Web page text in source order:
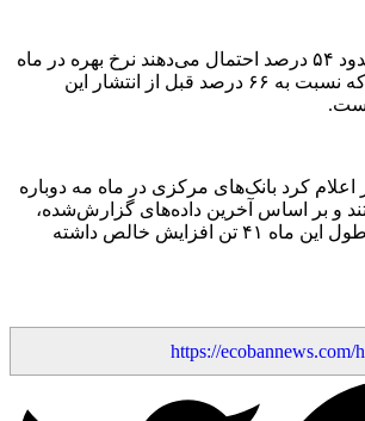
معامله‌گران اکنون حدود ۵۴ درصد احتمال می‌دهند نرخ بهره در ماه
سپتامبر افزایش یابد که نسبت به ۶۶ درصد قبل از انتشار این
اعلام کرد بانک‌های مرکزی در ماه مه دوباره
و بر اساس آخرین داده‌های گزارش‌شده،
ذخایر رسمی طلا در طول این ماه ۴۱ تن افزایش خالص داشته
https://ecobannews.com/